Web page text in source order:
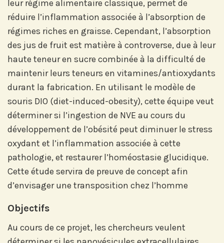
leur régime alimentaire classique, permet de
réduire l’inflammation associée à l’absorption de
régimes riches en graisse. Cependant, l’absorption
des jus de fruit est matière à controverse, due à leur
haute teneur en sucre combinée à la difficulté de
maintenir leurs teneurs en vitamines/antioxydants
durant la fabrication. En utilisant le modèle de
souris DIO (diet-induced-obesity), cette équipe veut
déterminer si l’ingestion de NVE au cours du
développement de l’obésité peut diminuer le stress
oxydant et l’inflammation associée à cette
pathologie, et restaurer l’homéostasie glucidique.
Cette étude servira de preuve de concept afin
d’envisager une transposition chez l’homme
Objectifs
Au cours de ce projet, les chercheurs veulent
Abonnez-vous à notre compte
LinkedIn pour suivre nos actualités,
événements et les avancées de